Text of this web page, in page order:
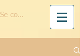
Se connecter